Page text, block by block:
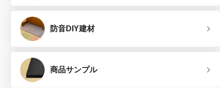
防音DIY建材
商品サンプル